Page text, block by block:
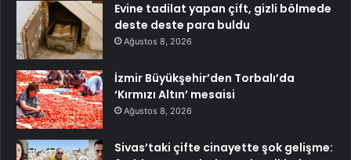
Evine tadilat yapan çift, gizli bölmede
deste deste para buldu
Ağustos 8, 2026
İzmir Büyükşehir’den Torbalı’da
‘Kırmızı Altın’ mesaisi
Ağustos 8, 2026
Sivas’taki çifte cinayette şok gelişme: